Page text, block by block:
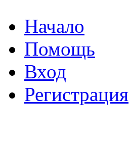
Начало
Помощь
Вход
Регистрация